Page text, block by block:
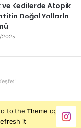
ve Kedilerde Atopik
Doğal Yollarla
2025
to the Theme options
it.